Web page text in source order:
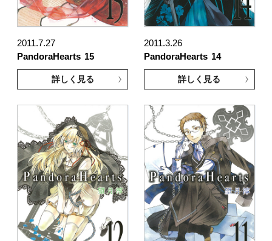
2011.7.27
PandoraHearts 15
詳しく見る
2011.3.26
PandoraHearts 14
詳しく見る